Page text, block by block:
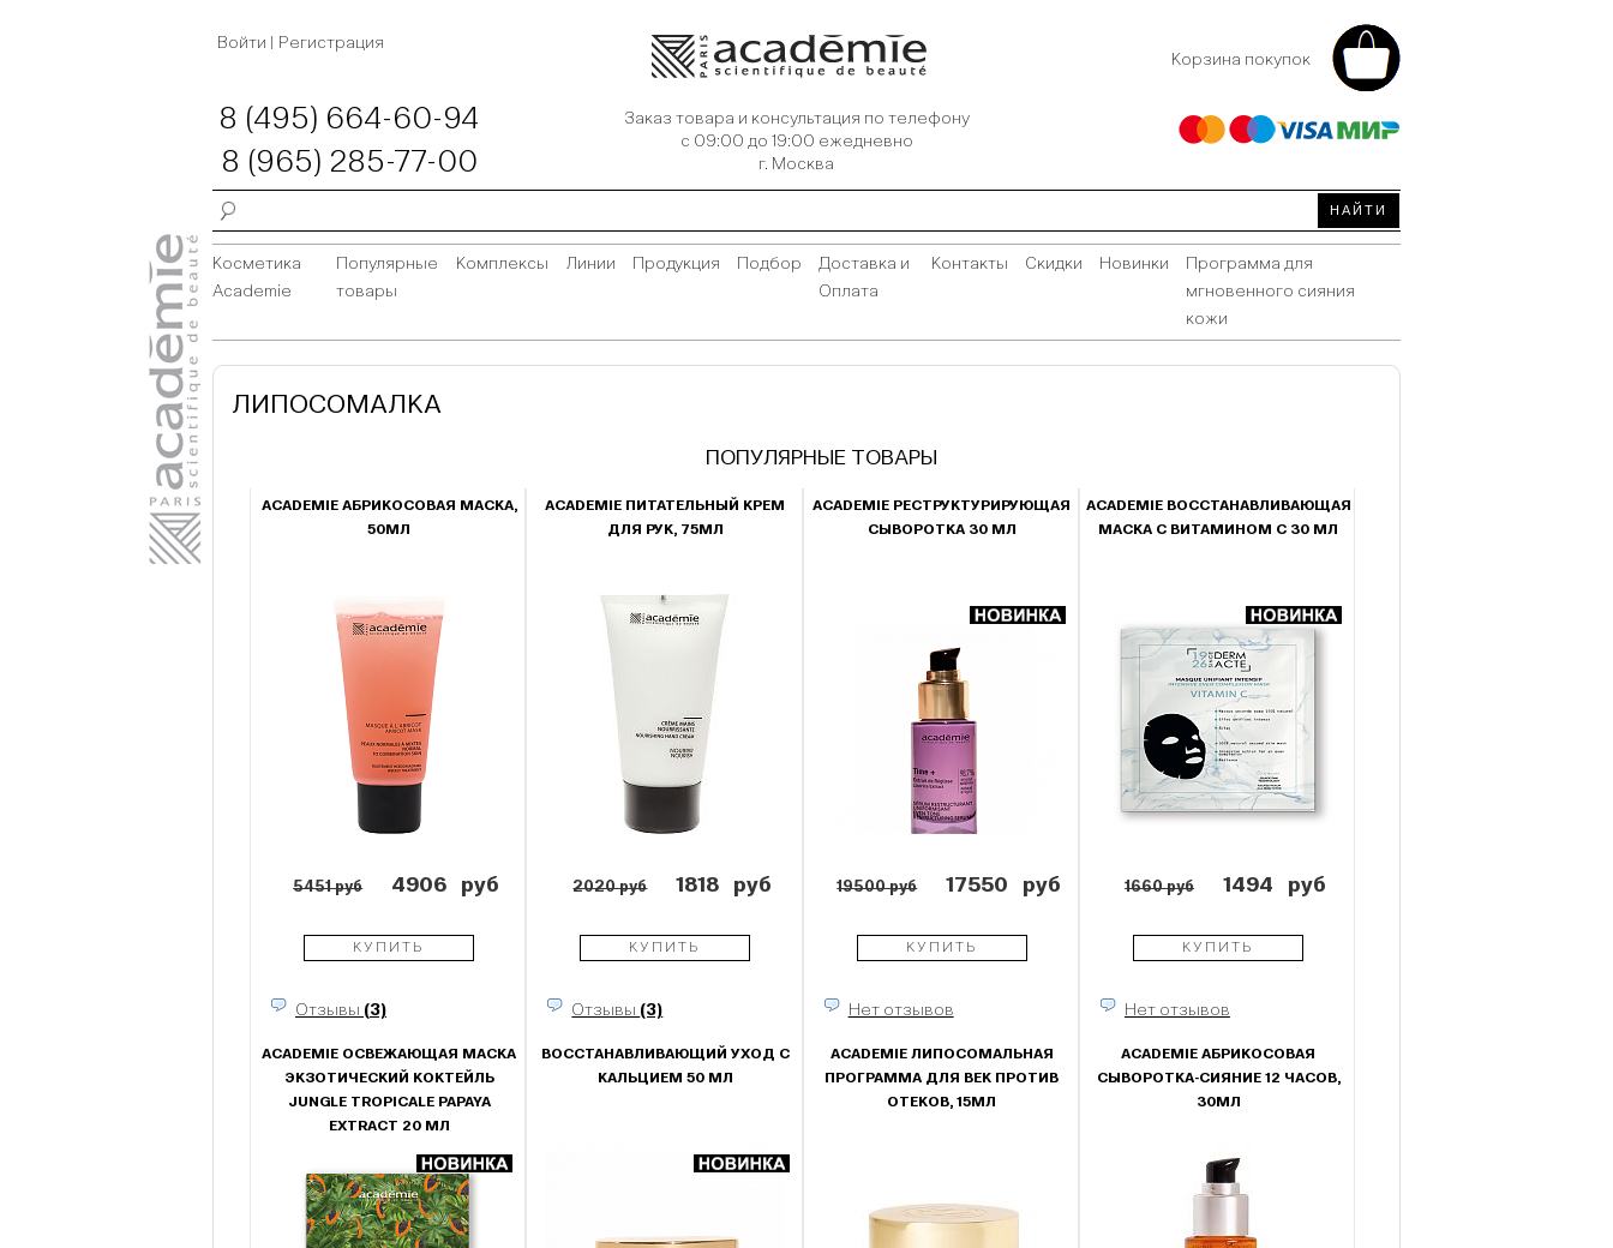
Войти Регистрация
8 (495) 664-60-94
8 (965) 285-77-00
Заказ товара и консультация по телефону
с 09:00 до 19:00 ежедневно
г. Москва
Корзина покупок
Косметика
Academie
Популярные
товары
Комплексы Линии Продукция Подбор
Доставка и
Оплата
Контакты Скидки Новинки
Программа для
мгновенного сияния
кожи
ЛИПОСОМАЛКА
ПОПУЛЯРНЫЕ ТОВАРЫ
ACADEMIE АБРИКОСОВАЯ МАСКА,
50МЛ
5451 руб 4906 руб
КУПИТЬ
Отзывы (3)
ACADEMIE ПИТАТЕЛЬНЫЙ КРЕМ
ДЛЯ РУК, 75МЛ
2020 руб 1818 руб
КУПИТЬ
Отзывы (3)
ACADEMIE РЕСТРУКТУРИРУЮЩАЯ
СЫВОРОТКА 30 МЛ
19500 руб 17550 руб
КУПИТЬ
Нет отзывов
ACADEMIE ВОССТАНАВЛИВАЮЩАЯ
МАСКА С ВИТАМИНОМ С 30 МЛ
1660 руб 1494 руб
КУПИТЬ
Нет отзывов
ACADEMIE ОСВЕЖАЮЩАЯ МАСКА
ЭКЗОТИЧЕСКИЙ КОКТЕЙЛЬ
JUNGLE TROPICALE PAPAYA
EXTRACT 20 МЛ
ВОССТАНАВЛИВАЮЩИЙ УХОД С
КАЛЬЦИЕМ 50 МЛ
ACADEMIE ЛИПОСОМАЛЬНАЯ
ПРОГРАММА ДЛЯ ВЕК ПРОТИВ
ОТЕКОВ, 15МЛ
ACADEMIE АБРИКОСОВАЯ
СЫВОРОТКА-СИЯНИЕ 12 ЧАСОВ,
30МЛ